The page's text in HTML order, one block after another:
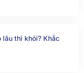
thì khỏi? Khắc